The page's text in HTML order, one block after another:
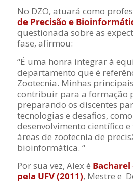
No DZO, atuará como
de Precisão e
questionada sobre as
fase, afirmou:
“É uma honra integrar à
departamento que é
Zootecnia. Minhas
contribuir para a formação
preparando os discentes
tecnologias e desafios,
desenvolvimento científico
áreas de zootecnia de
bioinformática. “
Por sua vez, Alex é
pela UFV (2011), Mestre e